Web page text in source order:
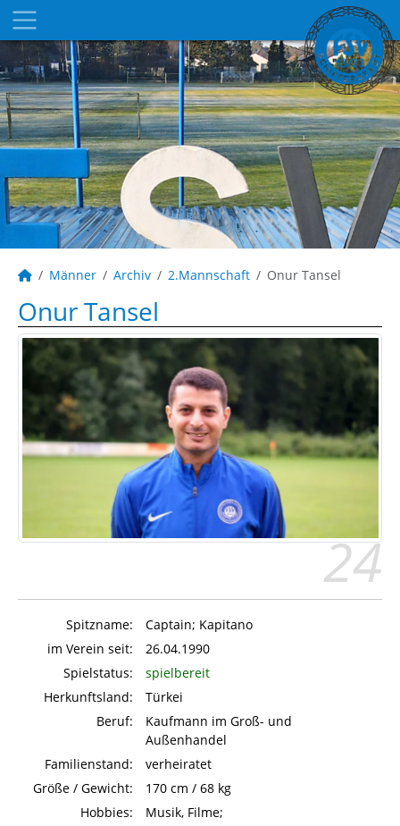
Männer Archiv 2.Mannschaft Onur Tansel
Onur Tansel
24
Spitzname:
Captain; Kapitano
im Verein seit:
26.04.1990
Spielstatus:
spielbereit
Herkunftsland:
Türkei
Beruf:
Kaufmann im Groß- und
Außenhandel
Familienstand:
verheiratet
Größe / Gewicht:
170 cm / 68 kg
Hobbies:
Musik, Filme;